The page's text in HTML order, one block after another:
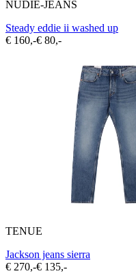
NUDIE-JEANS
Steady eddie ii washed up
€ 160,-€ 80,-
TENUE
Jackson jeans sierra
€ 270,-€ 135,-